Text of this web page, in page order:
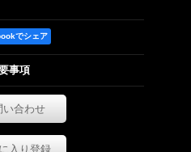
でシェア
事項
い合わせ
入り登録